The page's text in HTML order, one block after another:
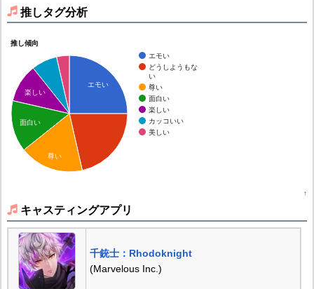
推しタグ分析
推し傾向
エモい
どうしようもな
い
尊い
面白い
楽しい
カッコいい
美しい
エモい
楽しい
面白い
尊い
↑
キャスティングアプリ
千銃士：Rhodoknight
(Marvelous Inc.)